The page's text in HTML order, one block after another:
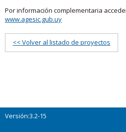
Por información complementaria
www.agesic.gub.uy
<< Volver al listado de proyectos
Versión:3.2-15